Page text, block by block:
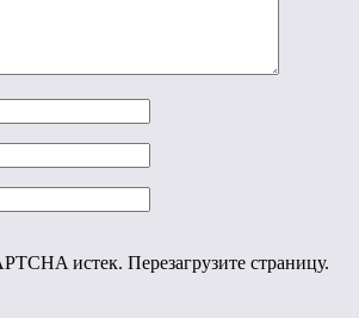
истек. Перезагрузите страницу.